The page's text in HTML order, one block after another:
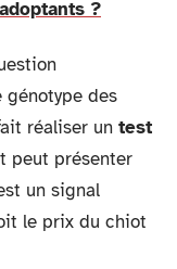
?
génotype des
réaliser un test
peut présenter
un signal
le prix du chiot